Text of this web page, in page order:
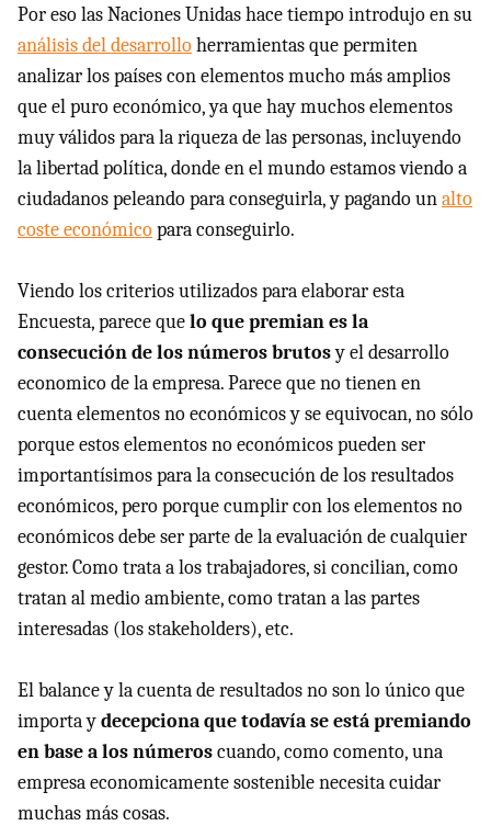
Por eso las Naciones Unidas hace tiempo introdujo en su
análisis del desarrolloherramientas que permiten
analizar los países con elementos mucho más amplios
que el puro económico, ya que hay muchos elementos
muy válidos para la riqueza de las personas, incluyendo
la libertad política, donde en el mundo estamos viendo a
ciudadanos peleando para conseguirla, y pagando unalto
coste económicopara conseguirlo.
Viendo los criterios utilizados para elaborar esta
Encuesta, parece quelo que premian es la
consecución de los números brutosy el desarrollo
economico de la empresa. Parece que no tienen en
cuenta elementos no económicos y se equivocan, no sólo
porque estos elementos no económicos pueden ser
importantísimos para la consecución de los resultados
económicos, pero porque cumplir con los elementos no
económicos debe ser parte de la evaluación de cualquier
gestor. Como trata a los trabajadores, si concilian, como
tratan al medio ambiente, como tratan a las partes
interesadas (los stakeholders), etc.
El balance y la cuenta de resultados no son lo único que
importa ydecepciona que todavía se está premiando
en base a los númeroscuando, como comento, una
empresa economicamente sostenible necesita cuidar
muchas más cosas.